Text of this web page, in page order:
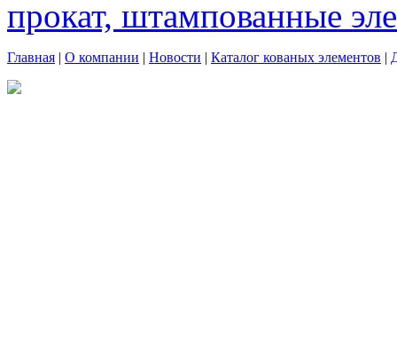
прокат, штампованные
Главная | О компании | Новости | Каталог кованых элементов |